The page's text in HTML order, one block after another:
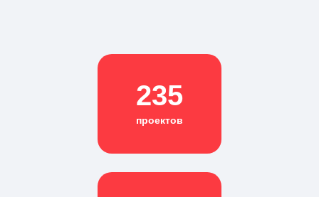
проектов
235